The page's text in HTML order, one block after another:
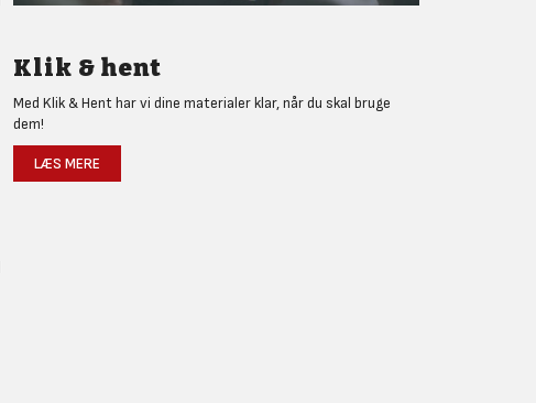
Klik & hent
Med Klik & Hent har vi dine materialer klar, når du skal bruge
dem!
LÆS MERE